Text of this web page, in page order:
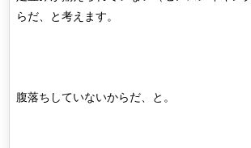
らだ、と考えます。
腹落ちしていないからだ、と。